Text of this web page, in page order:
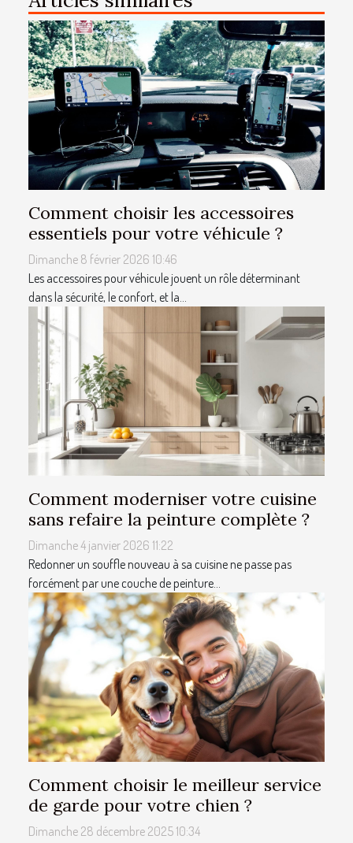
Comment choisir les accessoires
essentiels pour votre véhicule ?
Dimanche 8 février 2026 10:46
Les accessoires pour véhicule jouent un rôle déterminant
dans la sécurité, le confort, et la...
Comment moderniser votre cuisine
sans refaire la peinture complète ?
Dimanche 4 janvier 2026 11:22
Redonner un souffle nouveau à sa cuisine ne passe pas
forcément par une couche de peinture...
Comment choisir le meilleur service
de garde pour votre chien ?
Dimanche 28 décembre 2025 10:34